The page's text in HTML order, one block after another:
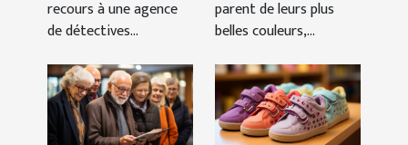
et efficaces
recours à une agence
de détectives...
parent de leurs plus
belles couleurs,...